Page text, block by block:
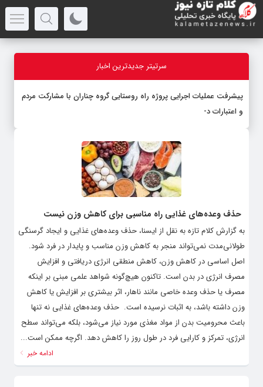
سرتیتر جدیدترین اخبار
پیشرفت عملیات اجرایی پروژه راه روستایی گروه چناران با مشارکت مردم
و اعتبارات دولتی
حذف وعده‌های غذایی راه مناسبی برای کاهش وزن نیست
به گزارش کلام تازه به نقل از ایسنا، حذف وعده‌های غذایی و ایجاد گرسنگی
طولانی‌مدت نمی‌تواند منجر به کاهش وزن مناسب و پایدار در فرد شود.
اصل اساسی در کاهش وزن، کاهش منطقی انرژی دریافتی و افزایش
مصرف انرژی در بدن است. تاکنون هیچ‌گونه شواهد علمی مبنی بر اینکه
مصرف یا حذف وعده خاصی مانند ناهار، اثر بیشتری بر افزایش یا کاهش
وزن داشته باشد، به اثبات نرسیده است. ‌ حذف وعده‌های غذایی نه تنها
باعث محرومیت بدن از مواد مغذی مورد نیاز می‌شود، بلکه می‌تواند سطح
انرژی، تمرکز و کارایی فرد در طول روز را کاهش دهد. اگرچه ممکن است...
ادامه خبر